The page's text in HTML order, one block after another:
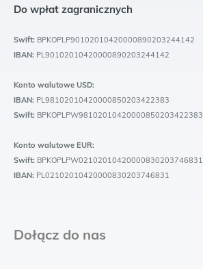
Do wpłat zagranicznych
Swift: BPKOPLP90102010420000890203244142
IBAN: PL90102010420000890203244142
Konto walutowe USD:
IBAN: PL98102010420000850203422383
Swift: BPKOPLPW98102010420000850203422383
Konto walutowe EUR:
Swift: BPKOPLPW02102010420000830203746831
IBAN: PL02102010420000830203746831
Dołącz do nas